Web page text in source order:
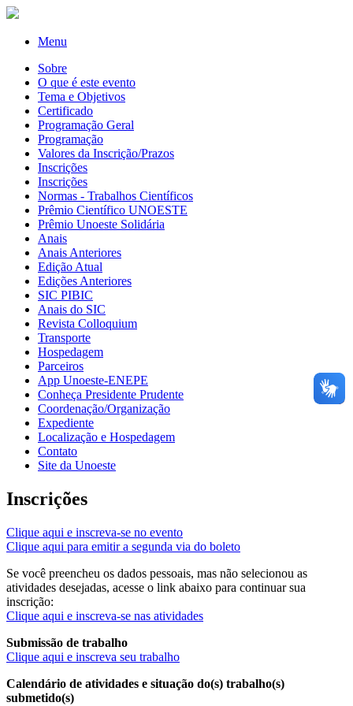
Menu
Sobre
O que é este evento
Tema e Objetivos
Certificado
Programação Geral
Programação
Valores da Inscrição/Prazos
Inscrições
Inscrições
Normas - Trabalhos Científicos
Prêmio Científico UNOESTE
Prêmio Unoeste Solidária
Anais
Anais Anteriores
Edição Atual
Edições Anteriores
SIC PIBIC
Anais do SIC
Revista Colloquium
Transporte
Hospedagem
Parceiros
App Unoeste-ENEPE
Conheça Presidente Prudente
Coordenação/Organização
Expediente
Localização e Hospedagem
Contato
Site da Unoeste
Inscrições
Clique aqui e inscreva-se no evento
Clique aqui para emitir a segunda via do boleto
Se você preencheu os dados pessoais, mas não selecionou as
atividades desejadas, acesse o link abaixo para continuar sua
inscrição:
Clique aqui e inscreva-se nas atividades
Submissão de trabalho
Clique aqui e inscreva seu trabalho
Calendário de atividades e situação do(s) trabalho(s)
submetido(s)